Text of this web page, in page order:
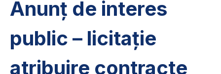
Anunț de interes
public – licitație
atribuire contracte